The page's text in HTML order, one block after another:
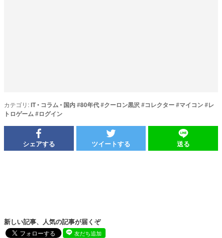
カテゴリ:IT• コラム • 国内#80年代#クーロン黒沢 #コレクター#マイコン#レ
トロゲーム #ログイン
シェアする ツイートする 送る
新しい記事、人気の記事が届くぞ
友だち追加